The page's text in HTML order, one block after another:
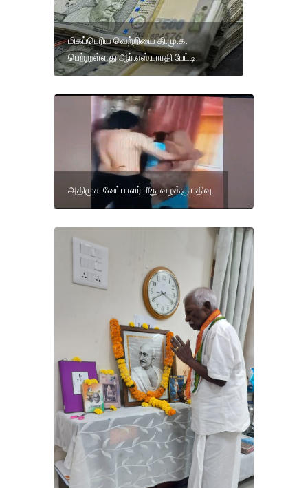
மிகப்பெரிய வெற்றியை தி.மு.க.
பெற்றுள்ளது ஆர்.எஸ்.பாரதி பேட்டி.
அதிமுக வேட்பாளர் மீது வழக்கு பதிவு.